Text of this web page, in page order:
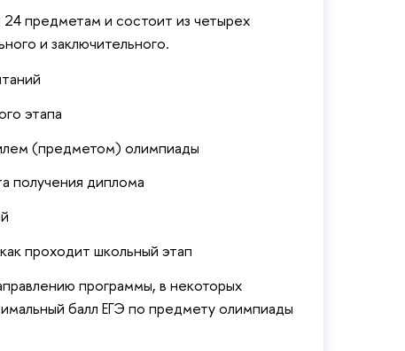
предметам и состоит из четырех
и заключительного.
этапа
(предметом) олимпиады
получения диплома
проходит школьный этап
программы, в некоторых
балл ЕГЭ по предмету олимпиады